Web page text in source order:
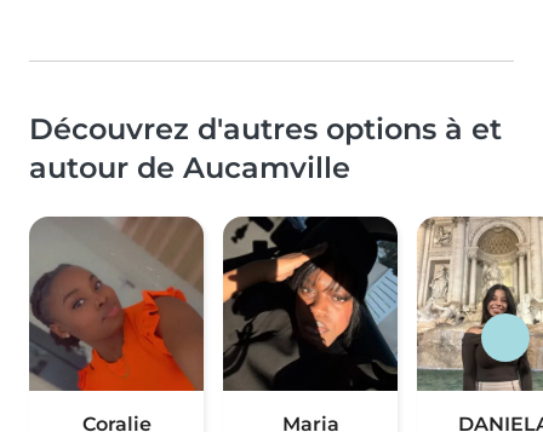
Découvrez d'autres options à et
autour de Aucamville
Coralie Maria